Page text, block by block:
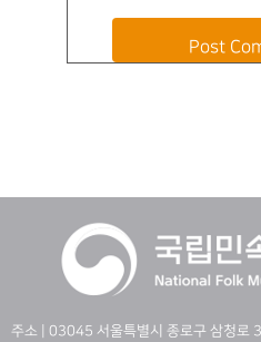
주소 | 03045 서울특별시 종로구 삼청